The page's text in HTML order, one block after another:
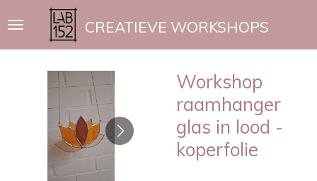
direct
naar
hoofdinhoud
CREATIEVE WORKSHOPS
Workshop
raamhanger
glas in lood -
koperfolie